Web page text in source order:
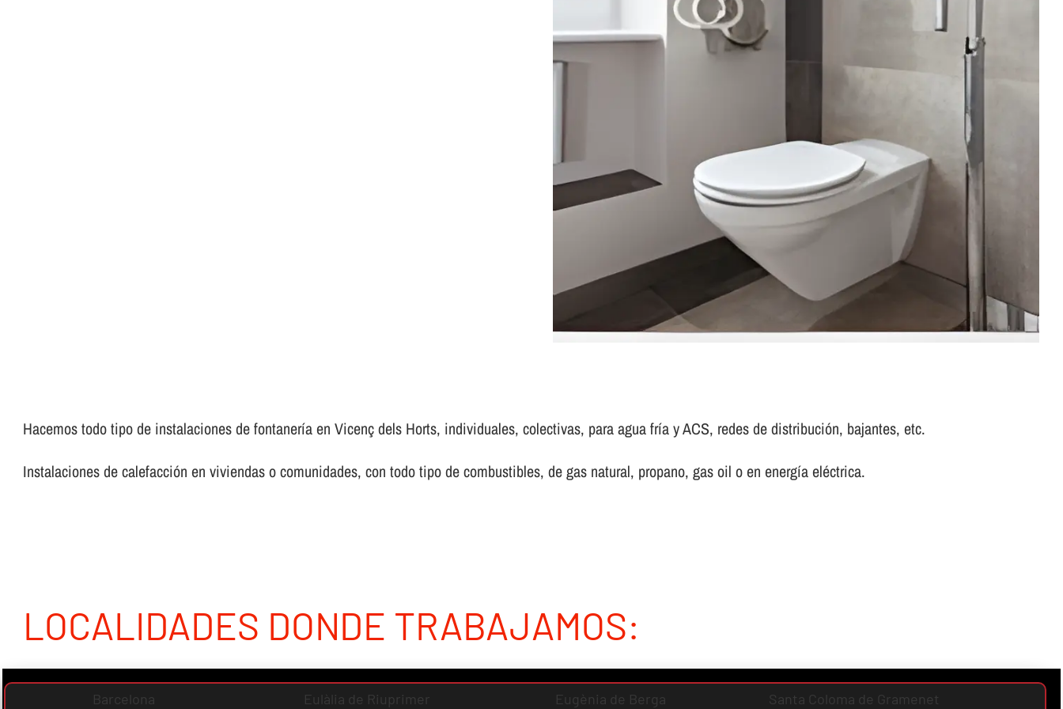
Hacemos todo tipo de instalaciones de fontanerí­a en Vicenç dels Horts, individuales, colectivas, para agua frí­a y ACS, redes de distribución, bajantes, etc.
Instalaciones de calefacción en viviendas o comunidades, con todo tipo de combustibles, de gas natural, propano, gas oil o en energí­a eléctrica.
LOCALIDADES DONDE TRABAJAMOS:
Barcelona Eulàlia de Riuprimer Eugènia de Berga Santa Coloma de Gramenet